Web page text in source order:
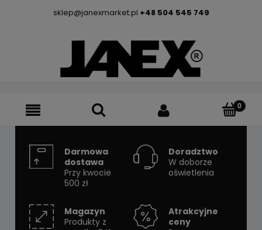
sklep@janexmarket.pl +48 504 545 749
Darmowa
dostawa
Przy kwocie
500 zł
Doradztwo
W doborze
oświetlenia
Magazyn
Produkty z
Atrakcyjne
ceny